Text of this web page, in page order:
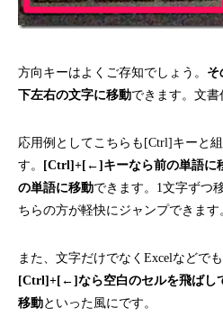
方向キーはよくご存知でしょう。 そ
下左右の文字に移動できます。文書
応用例としてこちらも[Ctrl]キーと
す。
[Ctrl]+[←]キーなら前の単語
の単語に移動できます。1文字ずつ
ちらの方が軽快にジャンプできます
また、文字だけでなくExcelなどで
[Ctrl]+[←]なら空白のセルを飛ばし
移動といった風にです。